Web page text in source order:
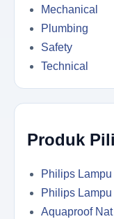
Mechanical
Plumbing
Safety
Technical
Produk
Philips
Philips
Aquaproof